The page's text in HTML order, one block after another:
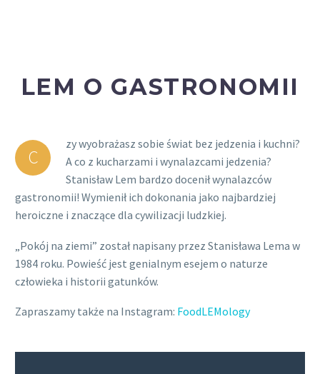
LEM O GASTRONOMII
C
zy wyobrażasz sobie świat bez jedzenia i kuchni?
A co z kucharzami i wynalazcami jedzenia?
Stanisław Lem bardzo docenił wynalazców
gastronomii! Wymienił ich dokonania jako najbardziej
heroiczne i znaczące dla cywilizacji ludzkiej.
„Pokój na ziemi” został napisany przez Stanisława Lema w
1984 roku. Powieść jest genialnym esejem o naturze
człowieka i historii gatunków.
Zapraszamy także na Instagram: FoodLEMology